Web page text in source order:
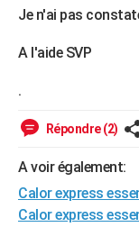
S'inscrire
Se connecter
Lycées
Collèges
Primaires
Universités
Entreprises
Service militaire
Avis de recherche
FORUM
Je n'ai pas
A l'aide SVP
.
Répondre (2)
A voir également:
Calor express
Calor express